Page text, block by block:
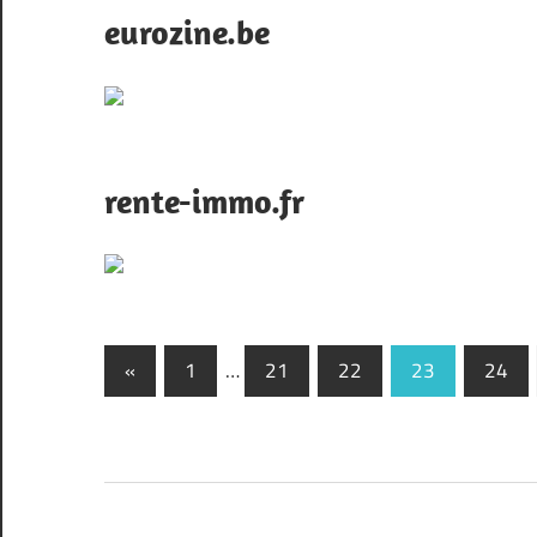
eurozine.be
rente-immo.fr
Pagination
des
« Previous
Posts
1 … 21 22 23 24